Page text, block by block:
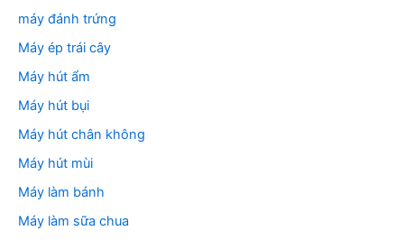
máy đánh trứng
Máy ép trái cây
Máy hút ẩm
Máy hút bụi
Máy hút chân không
Máy hút mùi
Máy làm bánh
Máy làm sữa chua